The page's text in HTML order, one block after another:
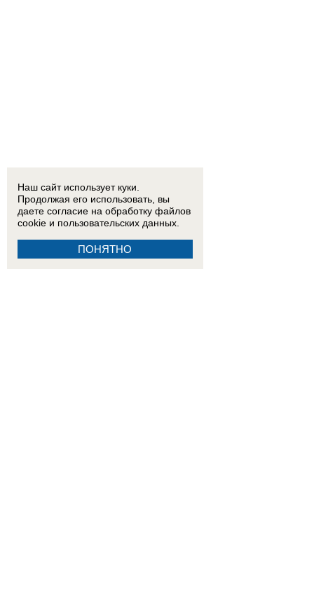
Наш сайт использует куки.
Продолжая его использовать, вы
даете согласие на обработку файлов
cookie и пользовательских данных.
ПОНЯТНО